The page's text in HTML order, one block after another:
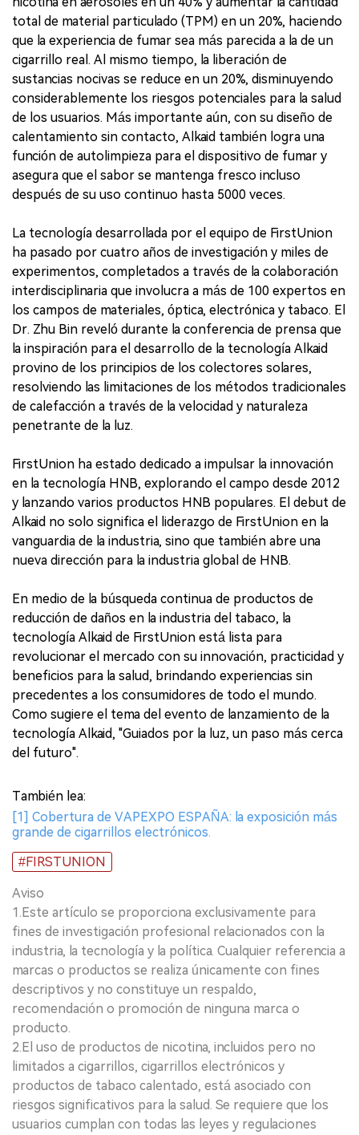
total de material particulado (TPM) en un 20%, haciendo
que la experiencia de fumar sea más parecida a la de un
cigarrillo real. Al mismo tiempo, la liberación de
sustancias nocivas se reduce en un 20%, disminuyendo
considerablemente los riesgos potenciales para la salud
de los usuarios. Más importante aún, con su diseño de
calentamiento sin contacto, Alkaid también logra una
función de autolimpieza para el dispositivo de fumar y
asegura que el sabor se mantenga fresco incluso
después de su uso continuo hasta 5000 veces.
La tecnología desarrollada por el equipo de FirstUnion
ha pasado por cuatro años de investigación y miles de
experimentos, completados a través de la colaboración
interdisciplinaria que involucra a más de 100 expertos en
los campos de materiales, óptica, electrónica y tabaco. El
Dr. Zhu Bin reveló durante la conferencia de prensa que
la inspiración para el desarrollo de la tecnología Alkaid
provino de los principios de los colectores solares,
resolviendo las limitaciones de los métodos tradicionales
de calefacción a través de la velocidad y naturaleza
penetrante de la luz.
FirstUnion ha estado dedicado a impulsar la innovación
en la tecnología HNB, explorando el campo desde 2012
y lanzando varios productos HNB populares. El debut de
Alkaid no solo significa el liderazgo de FirstUnion en la
vanguardia de la industria, sino que también abre una
nueva dirección para la industria global de HNB.
En medio de la búsqueda continua de productos de
reducción de daños en la industria del tabaco, la
tecnología Alkaid de FirstUnion está lista para
revolucionar el mercado con su innovación, practicidad y
beneficios para la salud, brindando experiencias sin
precedentes a los consumidores de todo el mundo.
Como sugiere el tema del evento de lanzamiento de la
tecnología Alkaid, "Guiados por la luz, un paso más cerca
del futuro".
También lea:
[1] Cobertura de VAPEXPO ESPAÑA: la exposición más
grande de cigarrillos electrónicos.
#FIRSTUNION
Aviso
1.Este artículo se proporciona exclusivamente para
fines de investigación profesional relacionados con la
industria, la tecnología y la política. Cualquier referencia a
marcas o productos se realiza únicamente con fines
descriptivos y no constituye un respaldo,
recomendación o promoción de ninguna marca o
producto.
2.El uso de productos de nicotina, incluidos pero no
limitados a cigarrillos, cigarrillos electrónicos y
productos de tabaco calentado, está asociado con
riesgos significativos para la salud. Se requiere que los
usuarios cumplan con todas las leyes y regulaciones